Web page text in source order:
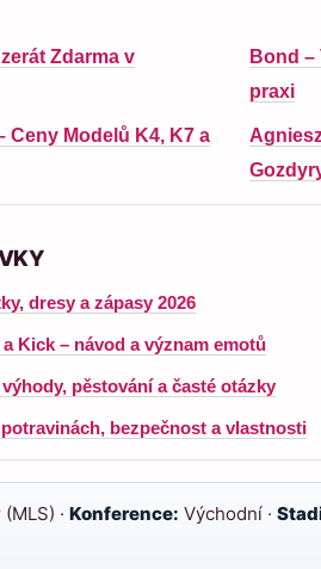
Zdarma v
Bond
praxi
Ceny Modelů K4, K7 a
dresy a zápasy 2026
Kick – návod a význam emotů
pěstování a časté otázky
bezpečnost a vlastnosti
· Konference: Východní ·